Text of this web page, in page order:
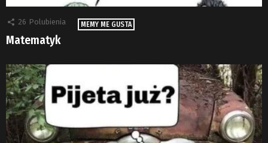
26 Polubienia MEMY ME GUSTA
Matematyk